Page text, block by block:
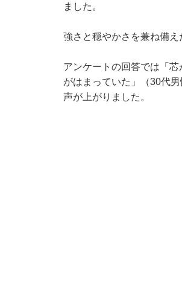
ました。
強さと穏やかさを兼ね備え
アンケートの回答では「
がはまっていた」（30代
声が上がりました。